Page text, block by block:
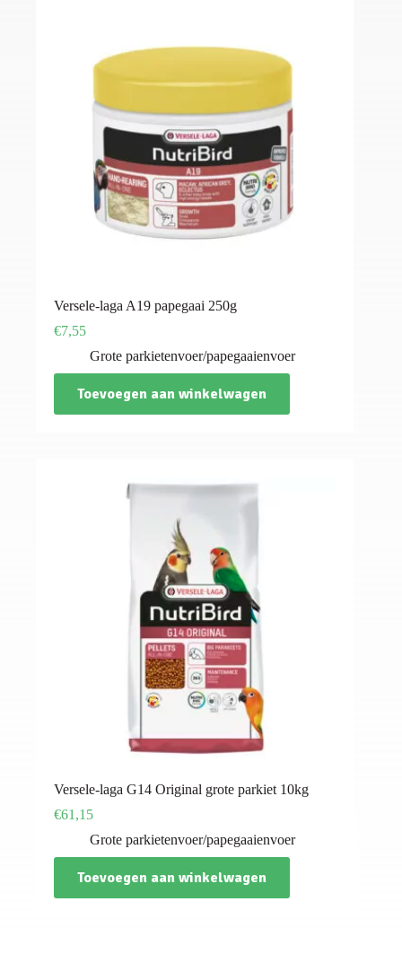
Versele-laga A19 papegaai 250g
€7,55
Grote parkietenvoer/papegaaienvoer
Toevoegen aan winkelwagen
Versele-laga G14 Original grote parkiet 10kg
€61,15
Grote parkietenvoer/papegaaienvoer
Toevoegen aan winkelwagen